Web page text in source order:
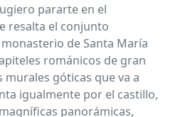
pararte en el
resalta el conjunto
de Santa María
románicos de gran
góticas que va a
igualmente por el castillo,
panorámicas,